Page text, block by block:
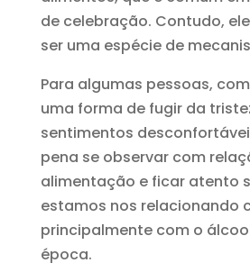
de celebração. Contudo,
ser uma espécie de
Para algumas pessoas,
uma forma de fugir da
sentimentos
pena se observar com
alimentação e ficar atento
estamos nos relacionando
principalmente com o
época.